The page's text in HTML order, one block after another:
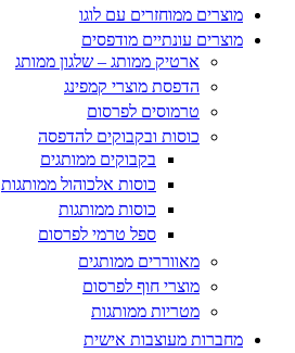
מוצרים ממוחזרים עם לוגו
מוצרים עונתיים מודפסים
ארטיק ממותג – שלגון ממותג
הדפסת מוצרי קמפינג
טרמוסים לפרסום
כוסות ובקבוקים להדפסה
בקבוקים ממותגים
כוסות אלכוהול ממותגות
כוסות ממותגות
ספל טרמי לפרסום
מאווררים ממותגים
מוצרי חוף לפרסום
מטריות ממותגות
מחברות מעוצבות אישית